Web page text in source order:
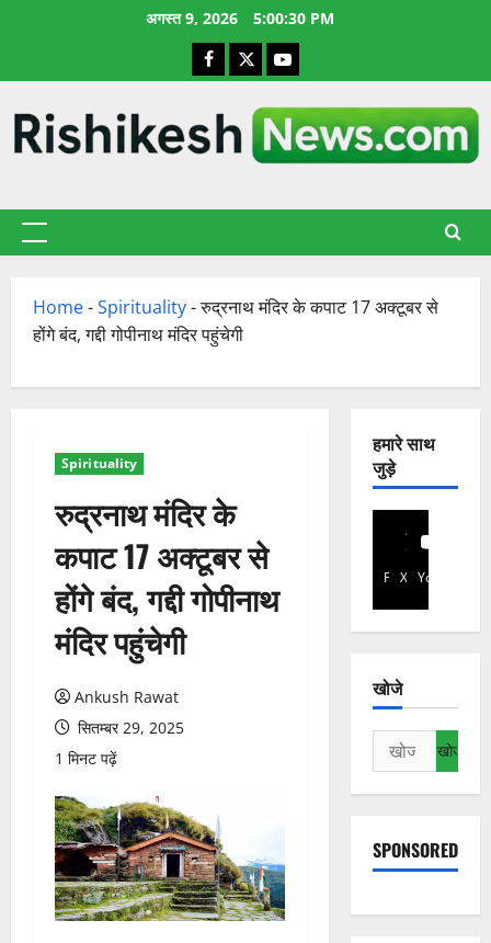
अगस्त 9, 2026 5:00:30 PM
Facebook
X YouTube
प्राथमिक
Home-Spirituality-रुद्रनाथ मंदिर के कपाट 17 अक्टूबर से
होंगे बंद, गद्दी गोपीनाथ मंदिर पहुंचेगी
Spirituality
रुद्रनाथ मंदिर के
कपाट 17 अक्टूबर से
होंगे बंद, गद्दी गोपीनाथ
मंदिर पहुंचेगी
Ankush Rawat
सितम्बर 29, 2025
1 मिनट पढ़ें
हमारे साथ
जुड़े
Facebook
X YouTube
खोजे
निम्न
को
खोजें:
SPONSORED